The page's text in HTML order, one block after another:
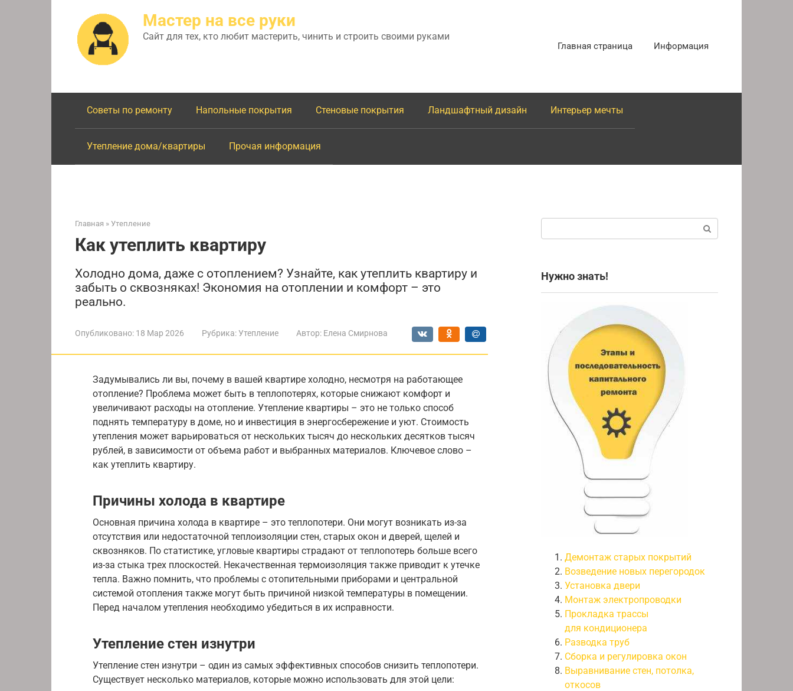
Мастер на все руки
Сайт для тех, кто любит мастерить, чинить и строить своими руками
Главная страница Информация
Советы по ремонту Напольные покрытия Стеновые покрытия Ландшафтный дизайн Интерьер мечты
Утепление дома/квартиры Прочая информация
Главная » Утепление
Как утеплить квартиру
Холодно дома, даже с отоплением? Узнайте, как утеплить квартиру и
забыть о сквозняках! Экономия на отоплении и комфорт – это
реально.
Опубликовано: 18 Мар 2026 Рубрика:Утепление Автор: Елена Смирнова
Задумывались ли вы, почему в вашей квартире холодно, несмотря на работающее
отопление? Проблема может быть в теплопотерях, которые снижают комфорт и
увеличивают расходы на отопление. Утепление квартиры – это не только способ
поднять температуру в доме, но и инвестиция в энергосбережение и уют. Стоимость
утепления может варьироваться от нескольких тысяч до нескольких десятков тысяч
рублей, в зависимости от объема работ и выбранных материалов. Ключевое слово –
как утеплить квартиру.
Причины холода в квартире
Основная причина холода в квартире – это теплопотери. Они могут возникать из-за
отсутствия или недостаточной теплоизоляции стен, старых окон и дверей, щелей и
сквозняков. По статистике, угловые квартиры страдают от теплопотерь больше всего
из-за стыка трех плоскостей. Некачественная термоизоляция также приводит к утечке
тепла. Важно помнить, что проблемы с отопительными приборами и центральной
системой отопления также могут быть причиной низкой температуры в помещении.
Перед началом утепления необходимо убедиться в их исправности.
Утепление стен изнутри
Утепление стен изнутри – один из самых эффективных способов снизить теплопотери.
Существует несколько материалов, которые можно использовать для этой цели:
Нужно знать!
Демонтаж старых покрытий
Возведение новых перегородок
Установка двери
Монтаж электропроводки
Прокладка трассы
для кондиционера
Разводка труб
Сборка и регулировка окон
Выравнивание стен, потолка,
откосов